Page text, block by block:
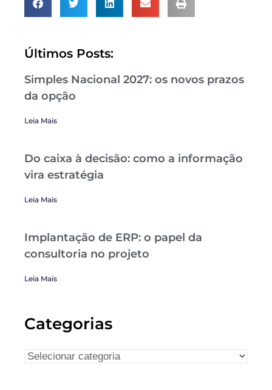
Últimos Posts:
Simples Nacional 2027: os novos prazos
da opção
Leia Mais
Do caixa à decisão: como a informação
vira estratégia
Leia Mais
Implantação de ERP: o papel da
consultoria no projeto
Leia Mais
Categorias